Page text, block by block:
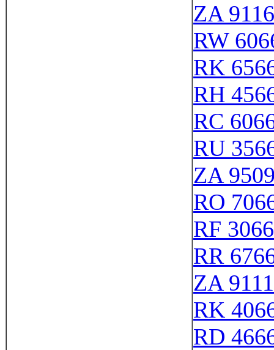
ZA
RW
RK
RH
RC
RU
ZA
RO
RF
RR
ZA
RK
RD